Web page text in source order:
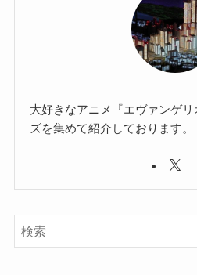
大好きなアニメ『エヴァンゲ
ズを集めて紹介しております。